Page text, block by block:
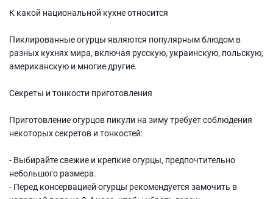
К какой национальной кухне относится
Пиклированные огурцы являются популярным блюдом в
разных кухнях мира, включая русскую, украинскую, польскую,
американскую и многие другие.
Секреты и тонкости приготовления
Приготовление огурцов пикули на зиму требует соблюдения
некоторых секретов и тонкостей:
- Выбирайте свежие и крепкие огурцы, предпочтительно
небольшого размера.
- Перед консервацией огурцы рекомендуется замочить в